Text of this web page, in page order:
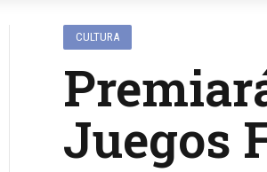
CULTURA
Juegos